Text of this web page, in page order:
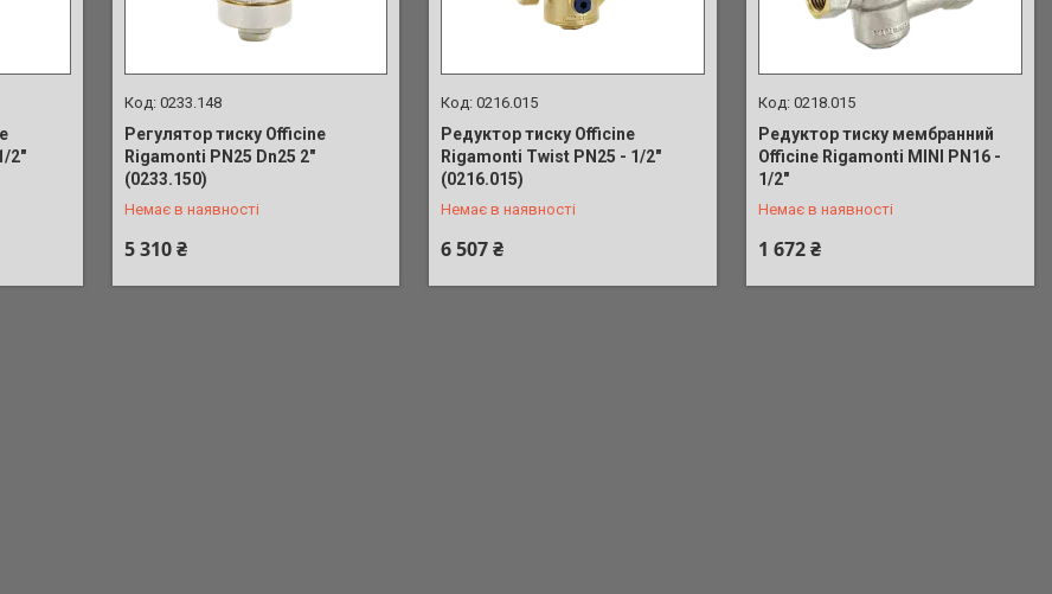
2"
0233.148
Регулятор тиску Officine
Rigamonti PN25 Dn25 2"
(0233.150)
Немає в наявності
5 310 ₴
+380 (73) 687-71-35
0216.015
Редуктор тиску Officine
Rigamonti Twist PN25 - 1/2"
(0216.015)
Немає в наявності
6 507 ₴
+380 (73) 687-71-35
0218.015
Редуктор тиску мембранний
Officine Rigamonti MINI PN16 -
1/2"
Немає в наявності
1 672 ₴
+380 (73) 687-71-35